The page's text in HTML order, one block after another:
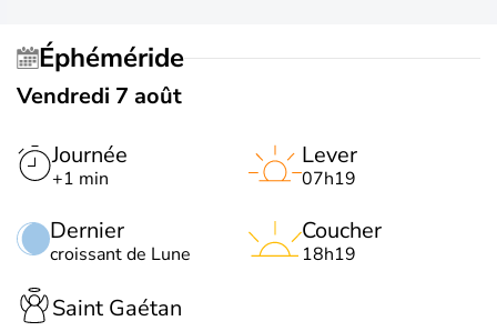
Éphéméride
Vendredi 7 août
Journée
+1 min
Dernier
croissant de Lune
Lever
07h19
Coucher
18h19
Saint Gaétan